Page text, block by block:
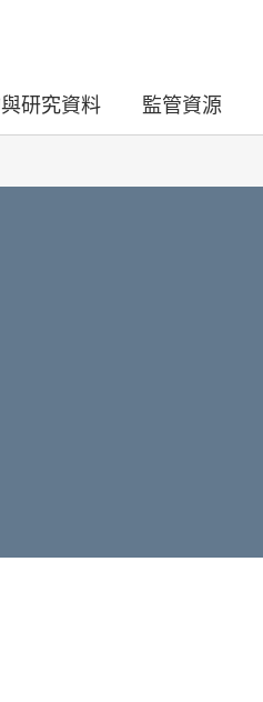
研究資料 監管資源